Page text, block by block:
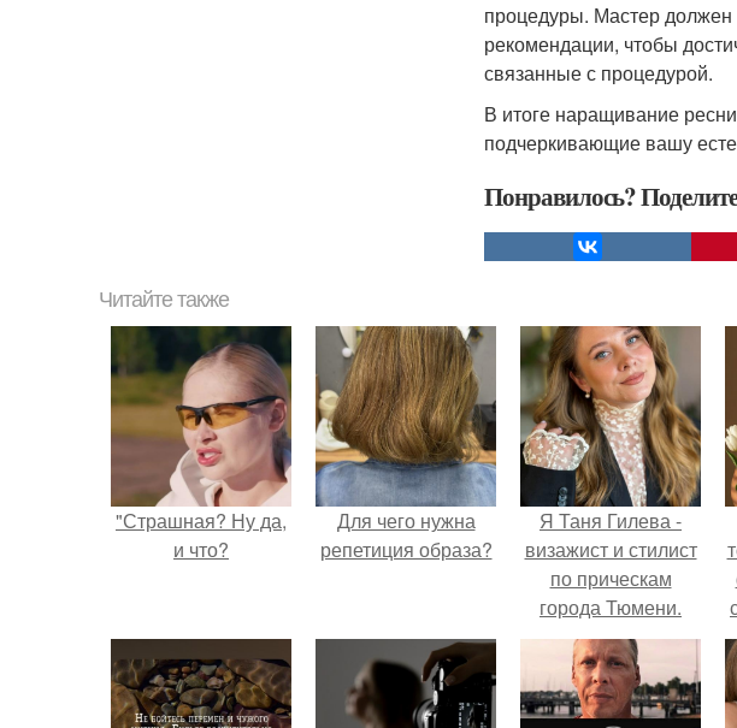
процедуры. Мастер
рекомендации, чтобы
связанные с процедурой.
В итоге наращивание
подчеркивающие вашу
Понравилось?
Читайте также
"Страшная? Ну да,
и что?
Для чего нужна
репетиция образа?
Я Таня Гилева -
визажист и стилист
по прическам
города Тюмени.